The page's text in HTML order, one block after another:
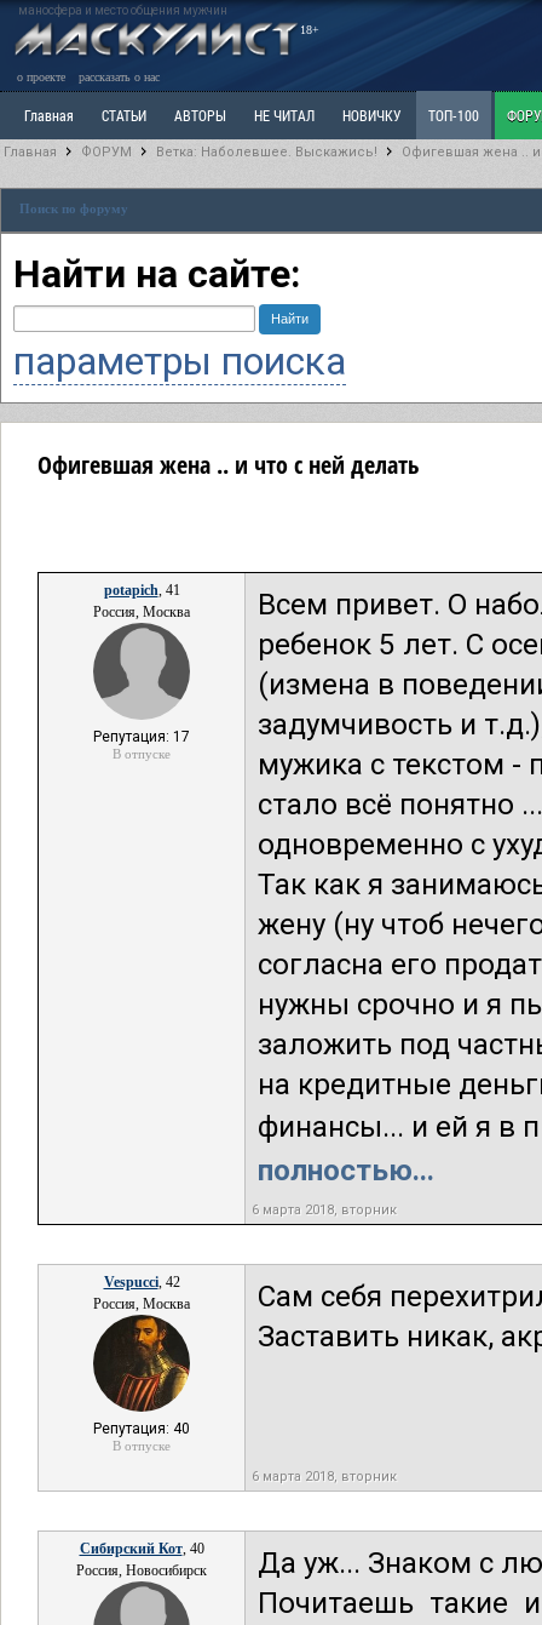
маносфера и место общения мужчин
18+
о проекте рассказать о нас
Главная СТАТЬИ АВТОРЫ НЕ ЧИТАЛ НОВИЧКУ ТОП-100
Ветка: Наболевшее. Выскажись!
РАЗДЕЛ: Разное
Главная ФОРУМ Ветка: Наболевшее. Выскажись! Офигевшая жена ..
Поиск по форуму
Найти на сайте:
параметры поиска
Офигевшая жена .. и что с ней делать
potapich, 41
Россия, Москва
Репутация: 17
В отпуске
Всем привет. О
ребенок 5 лет. С
(измена в
задумчивость и
мужика с текстом -
стало всё понятно
одновременно с
Так как я
жену (ну чтоб
согласна его
нужны срочно и я
заложить под
на кредитные
финансы... и ей я в
полностью...
6 марта 2018, вторник
Vespucci, 42
Россия, Москва
Репутация: 40
В отпуске
Сам себя
Заставить никак,
6 марта 2018, вторник
Сибирский Кот, 40
Россия, Новосибирск
Да уж... Знаком с
Почитаешь такие